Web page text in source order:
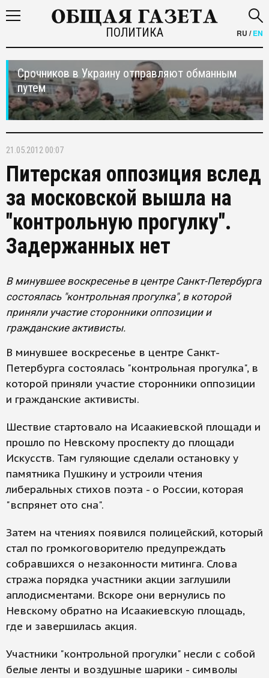
ПОЛИТИКА RU /EN
Срочников в Украину отправляют обманным
путем
21.05.2012 00:07
Питерская оппозиция вслед
за московской вышла на
"контрольную прогулку".
Задержанных нет
В минувшее воскресенье в центре Санкт-Петербурга
состоялась "контрольная прогулка", в которой
приняли участие сторонники оппозиции и
гражданские активисты.
В минувшее воскресенье в центре Санкт-
Петербурга состоялась "контрольная прогулка", в
которой приняли участие сторонники оппозиции
и гражданские активисты.
Шествие стартовало на Исаакиевской площади и
прошло по Невскому проспекту до площади
Искусств. Там гуляющие сделали остановку у
памятника Пушкину и устроили чтения
либеральных стихов поэта - о России, которая
"вспрянет ото сна".
Затем на чтениях появился полицейский, который
стал по громкоговорителю предупреждать
собравшихся о незаконности митинга. Слова
стража порядка участники акции заглушили
аплодисментами. Вскоре они вернулись по
Невскому обратно на Исаакиевскую площадь,
где и завершилась акция.
Участники "контрольной прогулки" несли с собой
белые ленты и воздушные шарики - символы